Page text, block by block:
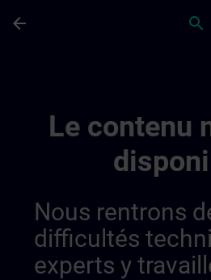
arrow_back search
Le contenu
Nous rentrons
difficultés
experts y